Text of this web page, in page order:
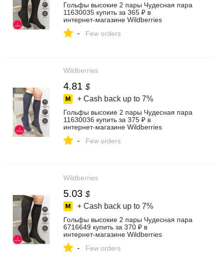
Гольфы высокие 2 пары Чудесная пара
11630035 купить за 365 ₽ в
интернет‑магазине Wildberries
- Few orders
Wildberries
4.81 $
+ Cash back up to 7%
Гольфы высокие 2 пары Чудесная пара
11630036 купить за 375 ₽ в
интернет‑магазине Wildberries
- Few orders
Wildberries
5.03 $
+ Cash back up to 7%
Гольфы высокие 2 пары Чудесная пара
6716649 купить за 370 ₽ в
интернет‑магазине Wildberries
- Few orders